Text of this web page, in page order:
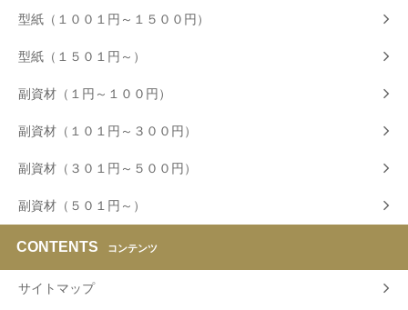
型紙（１００１円～１５００円）
型紙（１５０１円～）
副資材（１円～１００円）
副資材（１０１円～３００円）
副資材（３０１円～５００円）
副資材（５０１円～）
CONTENTS コンテンツ
サイトマップ